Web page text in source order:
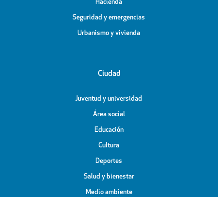
Hacienda
Seguridad y emergencias
Urbanismo y vivienda
Ciudad
Juventud y universidad
Área social
Educación
Cultura
Deportes
Salud y bienestar
Medio ambiente